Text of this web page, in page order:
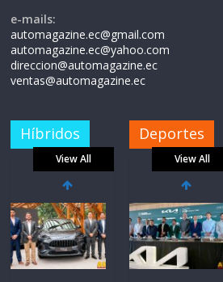
e-mails:
automagazine.ec@gmail.com
automagazine.ec@yahoo.com
direccion@automagazine.ec
ventas@automagazine.ec
Híbridos
View All
Deportes
View All